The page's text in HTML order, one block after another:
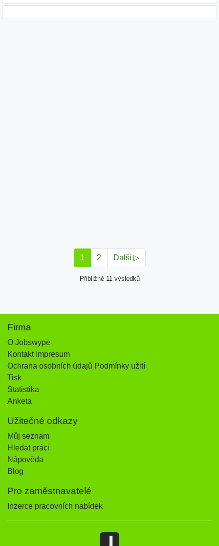
1 2 Další ▷
Přibližně 11 výsledků
Firma
O Jobswype
Kontakt Impresum
Ochrana osobních údajů Podmínky užití
Tisk
Statistika
Anketa
Užitečné odkazy
Můj seznam
Hledat práci
Nápověda
Blog
Pro zaměstnavatelé
Inzerce pracovních nabídek